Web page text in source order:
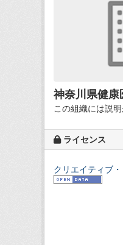
神奈川県健康
この組織には説
ライセンス
クリエイティブ